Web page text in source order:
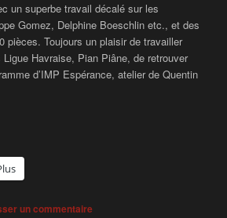
un superbe travail décalé sur les
Gomez, Delphine Boeschlin etc., et des
pièces. Toujours un plaisir de travailler
Havraise, Pian Piâne, de retrouver
d’IMP Espérance, atelier de Quentin
un commentaire